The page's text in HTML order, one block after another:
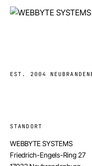
EST. 2004
STANDORT
WEBBYTE SYSTEMS
Friedrich-Engels-Ring 27